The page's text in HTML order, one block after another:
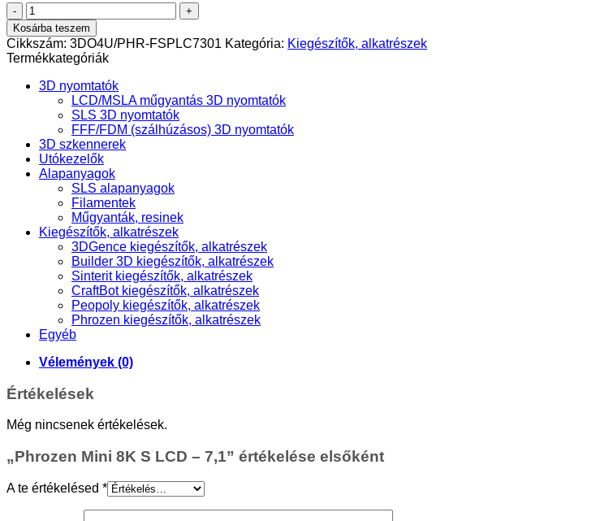
Phrozen
Mini
8K
S
LCD
-
7,1
mennyiség
Kosárba teszem
Cikkszám: 3DO4U/PHR-FSPLC7301 Kategória: Kiegészítők, alkatrészek
Termékkategóriák
3D nyomtatók
LCD/MSLA műgyantás 3D nyomtatók
SLS 3D nyomtatók
FFF/FDM (szálhúzásos) 3D nyomtatók
3D szkennerek
Utókezelők
Alapanyagok
SLS alapanyagok
Filamentek
Műgyanták, resinek
Kiegészítők, alkatrészek
3DGence kiegészítők, alkatrészek
Builder 3D kiegészítők, alkatrészek
Sinterit kiegészítők, alkatrészek
CraftBot kiegészítők, alkatrészek
Peopoly kiegészítők, alkatrészek
Phrozen kiegészítők, alkatrészek
Egyéb
Vélemények (0)
Értékelések
Még nincsenek értékelések.
„Phrozen Mini 8K S LCD – 7,1” értékelése elsőként
A te értékelésed *